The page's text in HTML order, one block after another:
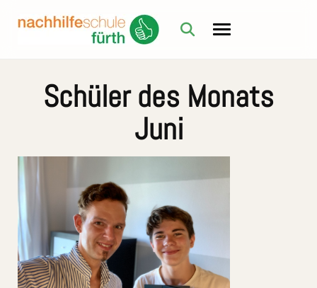
Schüler des Monats
Juni